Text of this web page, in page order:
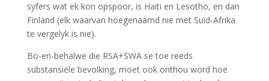
syfers wat ek kon opspoor, is Haiti en Lesotho, en dan
Finland (elk waarvan hoegenaamd nie met Suid-Afrika
te vergelyk is nie).
Bo-en-behalwe die RSA+SWA se toe reeds
substansiële bevolking, moet ook onthou word hoe